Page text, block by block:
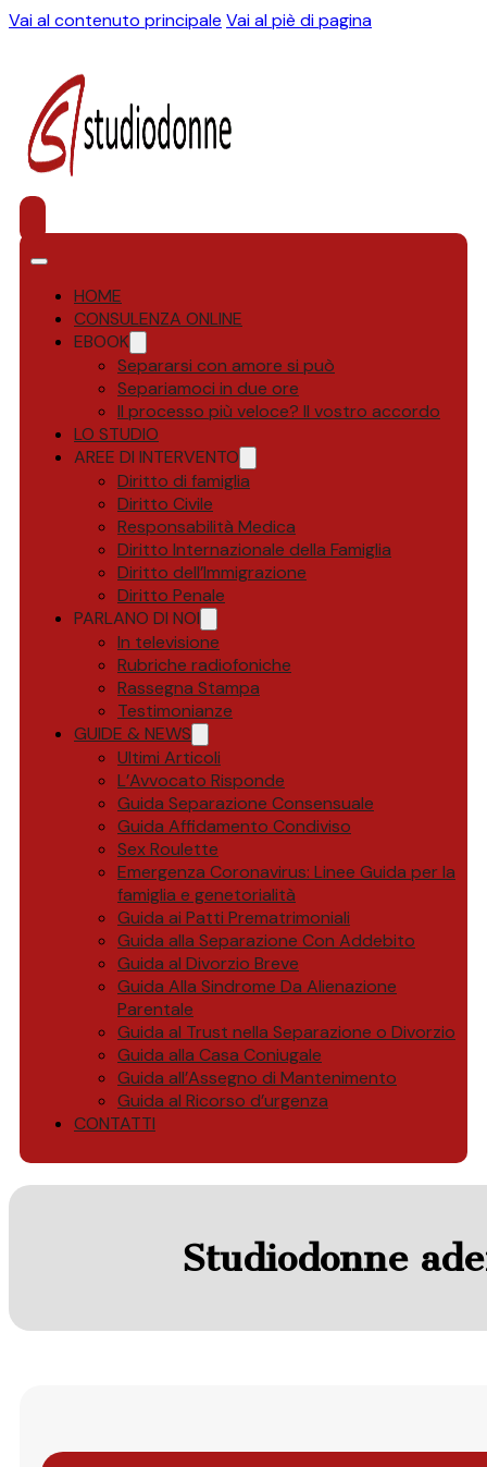
Vai al contenuto principale Vai al piè di pagina
HOME
CONSULENZA ONLINE
EBOOK
Separarsi con amore si può
Separiamoci in due ore
Il processo più veloce? Il vostro accordo
LO STUDIO
AREE DI INTERVENTO
Diritto di famiglia
Diritto Civile
Responsabilità Medica
Diritto Internazionale della Famiglia
Diritto dell’Immigrazione
Diritto Penale
PARLANO DI NOI
In televisione
Rubriche radiofoniche
Rassegna Stampa
Testimonianze
GUIDE & NEWS
Ultimi Articoli
L’Avvocato Risponde
Guida Separazione Consensuale
Guida Affidamento Condiviso
Sex Roulette
Emergenza Coronavirus: Linee Guida per la
famiglia e genetorialità
Guida ai Patti Prematrimoniali
Guida alla Separazione Con Addebito
Guida al Divorzio Breve
Guida Alla Sindrome Da Alienazione
Parentale
Guida al Trust nella Separazione o Divorzio
Guida alla Casa Coniugale
Guida all’Assegno di Mantenimento
Guida al Ricorso d’urgenza
CONTATTI
Studiodonne